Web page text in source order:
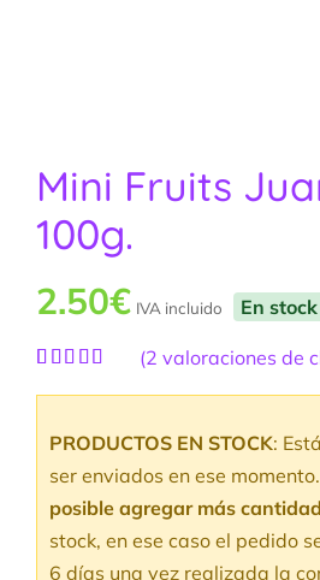
Mini Fruits
100g.
2.50€ IVA incluido En stock
valoraciones
(2 valoraciones de
PRODUCTOS EN STOCK:
ser enviados en ese
posible agregar más cantidad
stock, en ese caso el pedido
6 días una vez realizada la